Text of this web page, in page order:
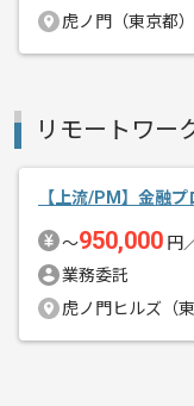
虎ノ門（東京都）
リモートワー
【上流/PM】金融
〜950,000 円
業務委託
虎ノ門ヒルズ（東